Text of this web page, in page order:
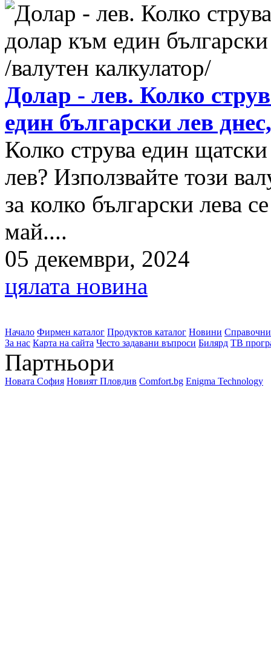
Долар - лев. Колко
един български лев
Колко струва един
лев? Използвайте този
за колко български лева
май....
05 декември, 2024
цялата новина
Начало Фирмен каталог Продуктов каталог Новини
За нас Карта на сайта Често задавани въпроси Билярд ТВ
Партньори
Новата София Новият Пловдив Comfort.bg Enigma Technology